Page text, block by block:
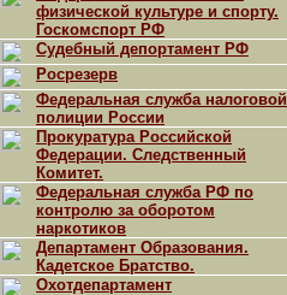
физической культуре и спорту.
Госкомспорт РФ
Судебный депортамент РФ
Росрезерв
Федеральная служба налоговой
полиции России
Прокуратура Российской
Федерации. Следственный
Комитет.
Федеральная служба РФ по
контролю за оборотом
наркотиков
Департамент Образования.
Кадетское Братство.
Охотдепартамент